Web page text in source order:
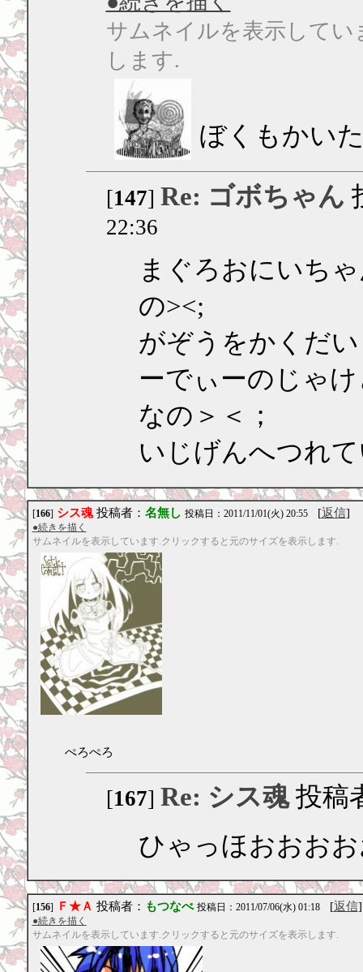
サムネイルを表示して
します.
ぼくもかい
[147] Re: ゴボちゃん
22:36
まぐろおにいち
の><;
がぞうをかくだ
ーでぃーのじゃ
なの＞＜；
いじげんへつれ
[166] シス魂投稿者： 名無し 投稿日：2011/11/01(火) 20:55[返信]
●続きを描く
サムネイルを表示しています.クリックすると元のサイズを表示します.
ぺろぺろ
[167] Re: シス魂投稿
ひゃっほおおお
[156] Ｆ★Ａ 投稿者： もつなべ 投稿日：2011/07/06(水) 01:18[返信]
●続きを描く
サムネイルを表示しています.クリックすると元のサイズを表示します.